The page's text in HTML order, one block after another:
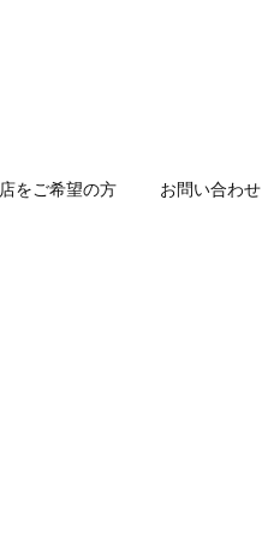
をご希望の方 お問い合わせ